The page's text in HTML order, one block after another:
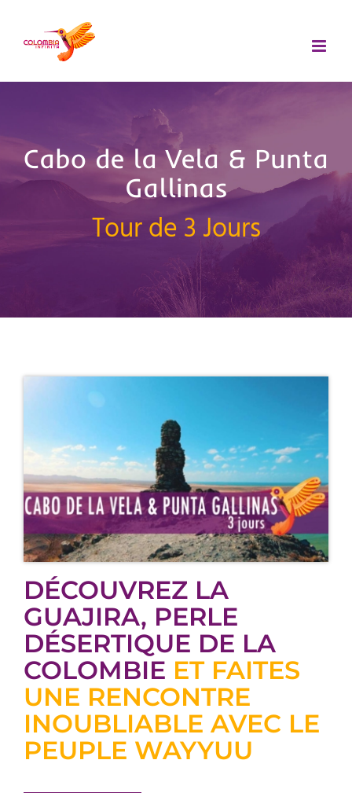
Cabo de la Vela & Punta
Gallinas
Tour de 3 Jours
DÉCOUVREZ LA
GUAJIRA, PERLE
DÉSERTIQUE DE LA
COLOMBIE ET FAITES
UNE RENCONTRE
INOUBLIABLE AVEC LE
PEUPLE WAYYUU